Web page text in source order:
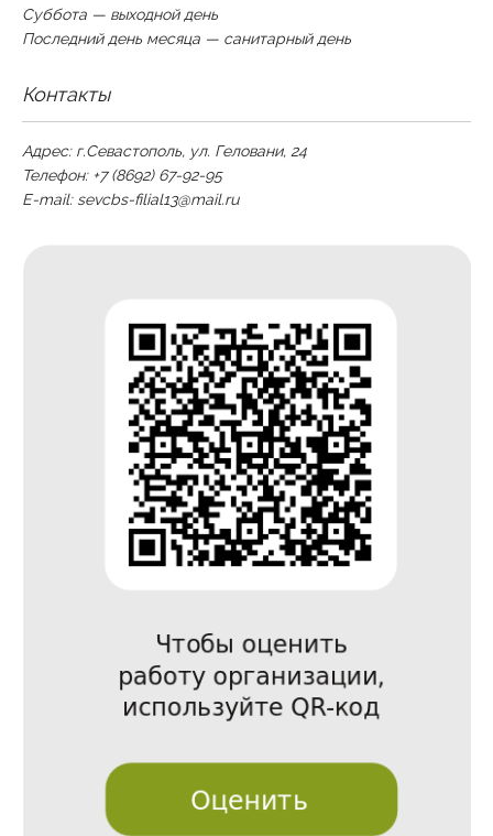
Суббота — выходной день
Последний день месяца — санитарный день
Контакты
Адрес: г.Севастополь, ул. Геловани, 24
Телефон: +7 (8692) 67-92-95
E-mail: sevcbs-filial13@mail.ru